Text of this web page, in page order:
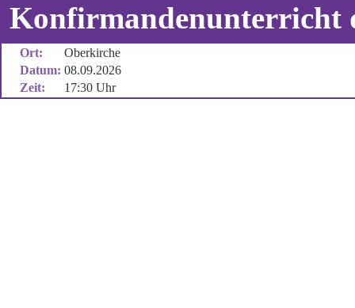
Konfirmandenunterricht
Ort:
Oberkirche
Datum: 08.09.2026
Zeit:
17:30 Uhr